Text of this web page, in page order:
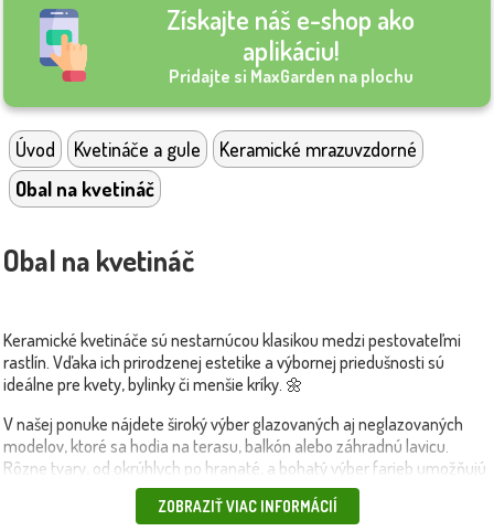
Získajte náš e-shop ako
aplikáciu!
Pridajte si MaxGarden na plochu
Úvod Kvetináče a gule
Keramické mrazuvzdorné
Obal na kvetináč
Obal na kvetináč
Keramické kvetináče sú nestarnúcou klasikou medzi pestovateľmi
rastlín. Vďaka ich prirodzenej estetike a výbornej priedušnosti sú
ideálne pre kvety, bylinky či menšie kríky. 🌼
V našej ponuke nájdete široký výber glazovaných aj neglazovaných
modelov, ktoré sa hodia na terasu, balkón alebo záhradnú lavicu.
Rôzne tvary, od okrúhlych po hranaté, a bohatý výber farieb umožňujú
dokonalé zladiť kvetináče s vaším štýlom.
ZOBRAZIŤ VIAC INFORMÁCIÍ